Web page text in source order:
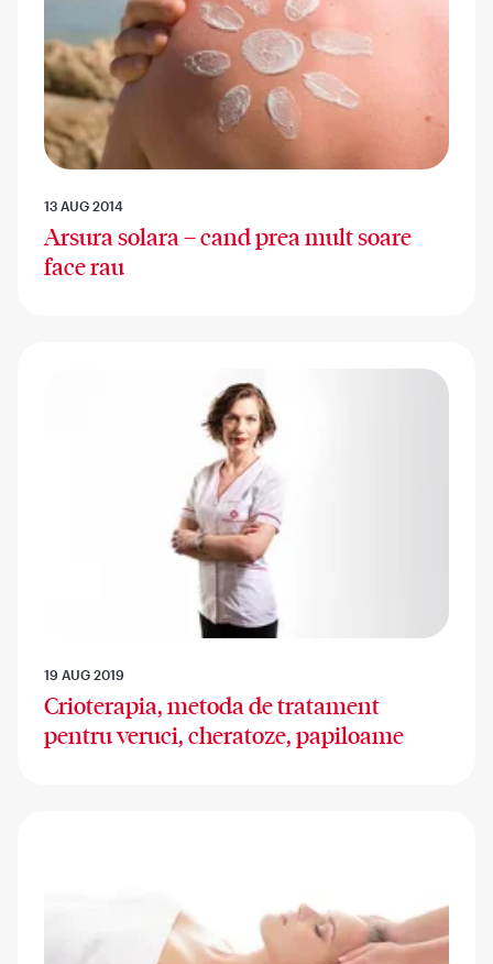
13 AUG 2014
Arsura solara – cand prea mult soare
face rau
19 AUG 2019
Crioterapia, metoda de tratament
pentru veruci, cheratoze, papiloame